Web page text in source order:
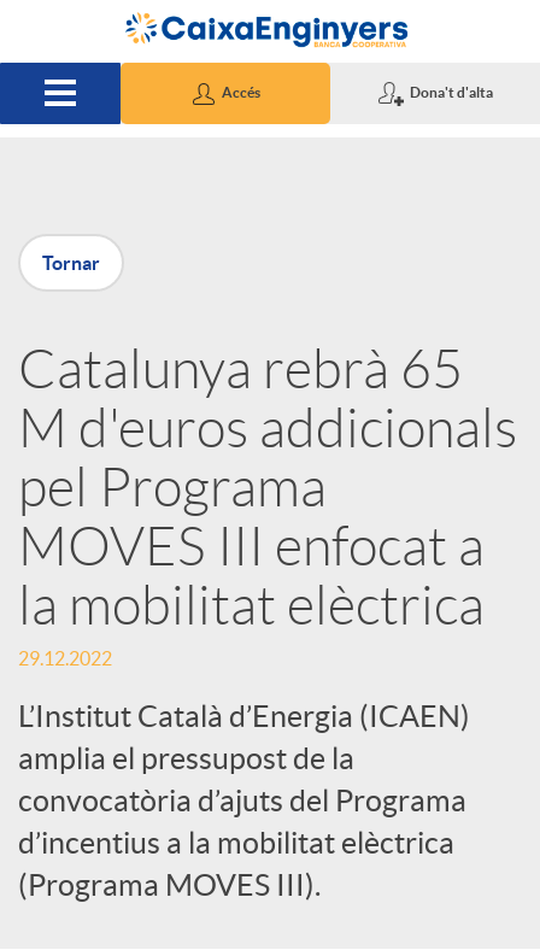
Salta al contingut principal
Accés Dona't d'alta
P
u
b
l
i
c
d
o
r
Tornar
Catalunya rebrà 65
M d'euros addicionals
pel Programa
MOVES III enfocat a
la mobilitat elèctrica
29.12.2022
L’Institut Català d’Energia (ICAEN)
amplia el pressupost de la
convocatòria d’ajuts del Programa
d’incentius a la mobilitat elèctrica
(Programa MOVES III).